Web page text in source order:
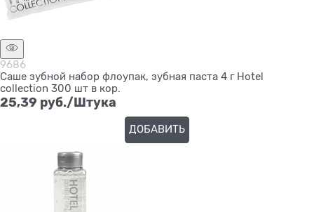
9686
Саше зубной набор флоупак, зубная паста 4 г Hotel
collection 300 шт в кор.
25,39 руб./Штука
ДОБАВИТЬ